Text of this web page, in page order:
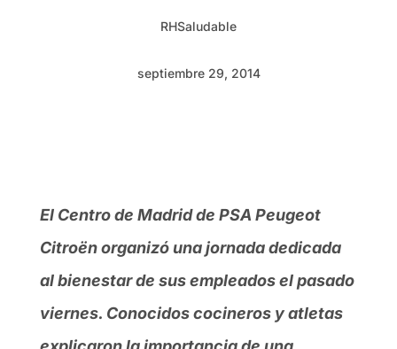
RHSaludable
septiembre 29, 2014
El Centro de Madrid de PSA Peugeot
Citroën organizó una jornada dedicada
al bienestar de sus empleados el pasado
viernes. Conocidos cocineros y atletas